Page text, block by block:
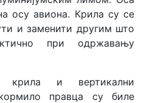
осу авиона. Крила су се
и заменити другим што
при одржавању
крила и вертикални
правца су биле